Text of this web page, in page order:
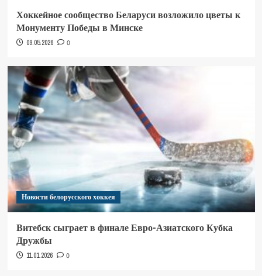
Хоккейное сообщество Беларуси возложило цветы к
Монументу Победы в Минске
09.05.2026 0
Новости белорусского хоккея
Витебск сыграет в финале Евро-Азиатского Кубка
Дружбы
11.01.2026 0